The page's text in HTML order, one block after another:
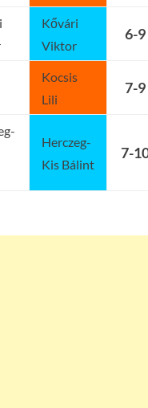
Kővári
Viktor
6-9
Kocsis
Lili
7-9
Herczeg-
Kis Bálint
7-